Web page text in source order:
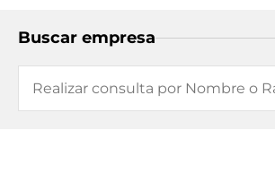
Buscar empresa